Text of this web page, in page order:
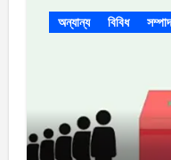
অন্যান্য বিবিধ